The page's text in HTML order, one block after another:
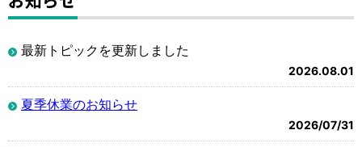
最新トピックを更新しました
2026.08.01
夏季休業のお知らせ
2026/07/31